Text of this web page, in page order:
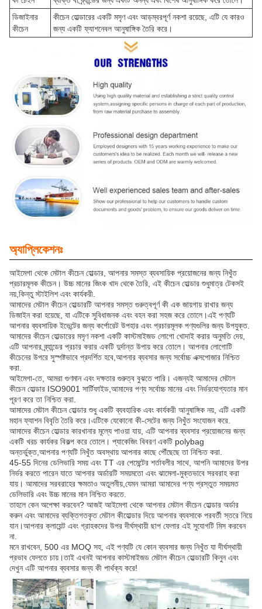
ডিজাইনার
কীচেন
কীচেন হোল্ডারের একটি মসৃণ এবং আড়ম্বরপূর্ণ নকশা রয়েছে, এটি যে কারও
জন্য একটি ফ্যাশনেবল আনুষাঙ্গিক তৈরি করে।
অ্যাপ্লিকেশনঃ
আইমেগা থেকে মেটাল কীচেন হোল্ডার, আপনার সমস্ত ব্যবসায়িক প্রয়োজনের জন্য নিখুঁত
প্রচারমূলক কীচেন। উচ্চ মানের জিংক খাদ থেকে তৈরি, এই কীচেন হোল্ডার শুধুমাত্র টেকসই
নয়,কিন্তু স্টাইলিশ এবং কার্যকরী.
আমাদের মেটাল কীচেন হোল্ডারটি আপনার সমস্ত গুরুত্বপূর্ণ কী এক জায়গায় রাখার জন্য
ডিজাইন করা হয়েছে, যা এটিকে সুবিধাজনক এবং বহন করা সহজ করে তোলে।এই পণ্যটি
আপনার ব্যবসায়িক ইভেন্টের জন্য কর্পোরেট উপহার এবং প্রচারমূলক পণ্যগুলির জন্য উপযুক্ত.
আমাদের কীচেন হোল্ডারের মসৃণ নকশা একটি কাস্টমাইজড লোগো খোদাই করার অনুমতি দেয়,
এটি আপনার ব্র্যান্ডের প্রচার করার একটি দুর্দান্ত উপায় করে তোলে। আপনার লোগোটি
কীচেনের উপরে সুস্পষ্টভাবে প্রদর্শিত হবে,আপনার ব্যবসার জন্য সর্বোচ্চ এক্সপোজার নিশ্চিত
করা.
আইমেগা-তে, আমরা গুণমান এবং দক্ষতার গুরুত্ব বুঝতে পারি। এজন্যই আমাদের মেটাল
কীচেন হোল্ডার ISO9001 সার্টিফাইড,আমাদের পণ্য সর্বোচ্চ মানের এবং নির্ভরযোগ্যতার মান
পূরণ করে তা নিশ্চিত করা.
আমাদের মেটাল কীচেন হোল্ডার শুধু একটি ব্যবহারিক এবং কার্যকরী আনুষাঙ্গিক নয়, এটি একটি
মহান ফ্যাশন বিবৃতি তৈরি করে।এটিকে যেকোনো কী-সেটের জন্য নিখুঁত সংযোজন করে.
আমাদের কীচেন হোল্ডার কারখানার মূল্যে পাওয়া যায়, এটি আপনার ব্যবসার প্রয়োজনের জন্য
একটি খরচ কার্যকর বিকল্প করে তোলে। প্যাকেজিং বিবরণ একটি polybag
অন্তর্ভুক্ত,আপনার পণ্যটি নিখুঁত অবস্থায় আপনার কাছে পৌঁছেছে তা নিশ্চিত করা.
45-55 দিনের ডেলিভারি সময় এবং TT এর পেমেন্টের শর্তাবলীর সাথে, আপনি আমাদের উপর
নির্ভর করতে পারেন যাতে আপনার অর্ডারটি সময়মতো এবং ঝামেলা-মুক্তভাবে সরবরাহ করা
যায়। আমাদের সরবরাহের ক্ষমতাও অতুলনীয়,যেমন আমরা আমাদের পণ্য প্রস্তুত সময়মত
ডেলিভারি এবং উচ্চ মানের মান নিশ্চিত করতে.
তাহলে কেন অপেক্ষা করবেন? আজই আইমেগা থেকে আপনার মেটাল কীচেন হোল্ডার অর্ডার
করুন এবং আমাদের ব্যক্তিগতকৃত মেটাল কীহোল্ডার দিয়ে আপনার ব্যবসাকে পরবর্তী স্তরে নিয়ে
যান।আপনার ক্লায়েন্ট এবং গ্রাহকদের উপর দীর্ঘস্থায়ী ছাপ ফেলার এই সুযোগটি মিস করবেন
না.
মনে রাখবেন, 500 এর MOQ সহ, এই পণ্যটি যে কোন ব্যবসার জন্য নিখুঁত যা দীর্ঘস্থায়ী
প্রভাব ফেলতে চায়।তাই এখনই আপনার কাস্টমাইজড মেটাল কীচেন হোল্ডারটি কিনুন এবং
দেখুন এটি আপনার ব্যবসার জন্য কী পার্থক্য করে!